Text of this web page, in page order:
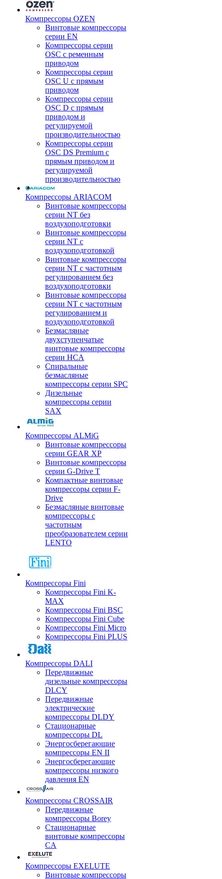
Компрессоры OZEN
Винтовые компрессоры
серии EN
Компрессоры серии
OSC с ременным
приводом
Компрессоры серии
OSC U с прямым
приводом
Компрессоры серии
OSC D с прямым
приводом и
регулируемой
производительностью
Компрессоры серии
OSC DS Premium с
прямым приводом и
регулируемой
производительностью
Компрессоры ARIACOM
Винтовые компрессоры
серии NT без
воздухоподготовки
Винтовые компрессоры
серии NT c
воздухоподготовкой
Винтовые компрессоры
серии NT с частотным
регулированием без
воздухоподготовки
Винтовые компрессоры
серии NT с частотным
регулированием и
воздухоподготовкой
Безмасляные
двухступенчатые
винтовые компрессоры
серии HCA
Спиральные
безмасляные
компрессоры серии SPC
Дизельные
компрессоры серии
SAX
Компрессоры ALMiG
Винтовые компрессоры
серии GEAR XP
Винтовые компрессоры
серии G-Drive T
Компактные винтовые
компрессоры серии F-
Drive
Безмасляные винтовые
компрессоры с
частотным
преобразователем серии
LENTO
Компрессоры Fini
Компрессоры Fini K-
MAX
Компрессоры Fini BSC
Компрессоры Fini Cube
Компрессоры Fini Micro
Компрессоры Fini PLUS
Компрессоры DALI
Передвижные
дизельные компрессоры
DLCY
Передвижные
электрические
компрессоры DLDY
Стационарные
компрессоры DL
Энергосберегающие
компрессоры EN II
Энергосберегающие
компрессоры низкого
давления EN
Компрессоры CROSSAIR
Передвижные
компрессоры Borey
Стационарные
винтовые компрессоры
CA
Компрессоры EXELUTE
Винтовые компрессоры